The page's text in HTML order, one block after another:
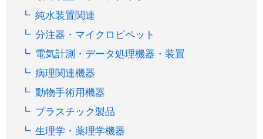
純水装置関連
分注器・マイクロピペット
電気計測・データ処理機器・装置
病理関連機器
動物手術用機器
プラスチック製品
生理学・薬理学機器